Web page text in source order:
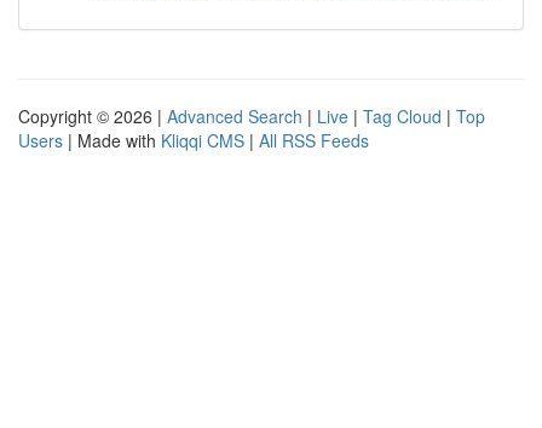
Copyright © 2026 | Advanced Search | Live | Tag Cloud | Top
Users | Made with Kliqqi CMS | All RSS Feeds